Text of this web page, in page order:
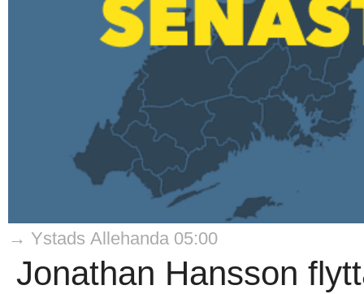
→ Ystads Allehanda 05:00
Jonathan Hansson